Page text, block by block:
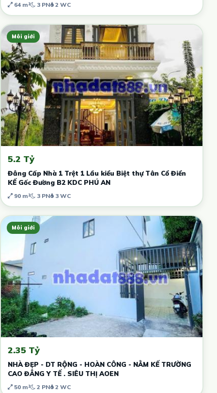
64 m² 3 PN 2 WC
Môi giới
5.2 Tỷ
Đẳng Cấp Nhà 1 Trệt 1 Lầu kiểu Biệt thự Tân Cổ Điển
KẾ Gốc Đường B2 KDC PHÚ AN
90 m² 3 PN 3 WC
Môi giới
2.35 Tỷ
NHÀ ĐẸP - DT RỘNG - HOÀN CÔNG - NẰM KẾ TRƯỜNG
CAO ĐẲNG Y TẾ . SIÊU THỊ AOEN
50 m² 2 PN 2 WC